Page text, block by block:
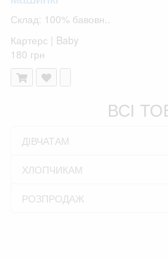
Склад: 100% бавовн..
Картерс | Baby
180 грн
ВСІ
ДІВЧАТАМ
ХЛОПЧИКАМ
РОЗПРОДАЖ